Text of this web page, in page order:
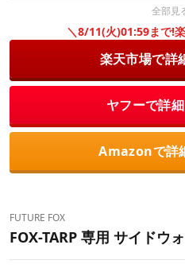
全部見
＼8/11(火)01:59まで!
楽天市場で詳
ヤフーで詳
Amazonで詳
FUTURE FOX
FOX-TARP 専用 サイドウ